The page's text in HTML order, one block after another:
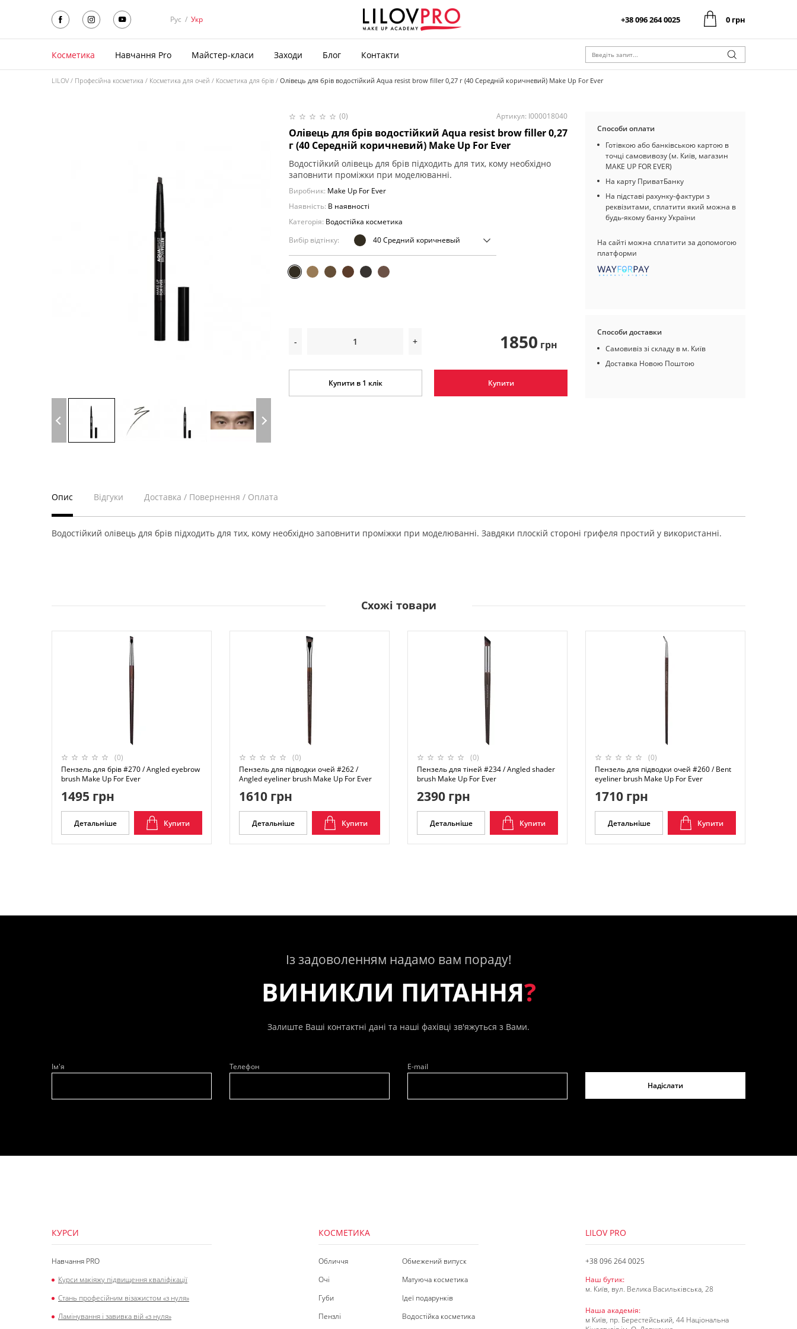
Рус / Укр +38 096 264 0025 0 грн
Разом:
Косметика Навчання Pro Майстер-класи Заходи Блог Контакти
LILOV Професійна косметика Косметика для очей Косметика для брів Олівець для брів водостійкий Aqua resist brow filler 0,27 г (40 Середній коричневий) Make Up For Ever
(0) Артикул: I000018040
Олівець для брів водостійкий Aqua resist brow filler 0,27
г (40 Середній коричневий) Make Up For Ever
Водостійкий олівець для брів підходить для тих, кому необхідно
заповнити проміжки при моделюванні.
Виробник: Make Up For Ever
Наявність: В наявності
Категорія: Водостійка косметика
- + 1850 грн
Купити в 1 клік Купити
Вибір відтінку: 40 Средний коричневый
Способи оплати
Готівкою або банківською картою в
точці самовивозу (м. Київ, магазин
MAKE UP FOR EVER)
На карту ПриватБанку
На підставі рахунку-фактури з
реквізитами, сплатити який можна в
будь-якому банку України
На сайті можна сплатити за допомогою
платформи
Способи доставки
Самовивіз зі складу в м. Київ
Доставка Новою Поштою
Опис Відгуки Доставка / Повернення / Оплата
Водостійкий олівець для брів підходить для тих, кому необхідно заповнити проміжки при моделюванні. Завдяки плоскій стороні грифеля простий у використанні.
Схожі товари
(0)
Пензель для брів #270 / Angled eyebrow
brush Make Up For Ever
1495 грн
Детальніше Купити
(0)
Пензель для підводки очей #262 /
Angled eyeliner brush Make Up For Ever
1610 грн
Детальніше Купити
(0)
Пензель для тіней #234 / Angled shader
brush Make Up For Ever
2390 грн
Детальніше Купити
(0)
Пензель для підводки очей #260 / Bent
eyeliner brush Make Up For Ever
1710 грн
Детальніше Купити
Із задоволенням надамо вам пораду!
ВИНИКЛИ ПИТАННЯ?
Залиште Ваші контактні дані та наші фахівці зв'яжуться з Вами.
Ім'я Телефон
E-mail
Надіслати
КУРСИ
Навчання PRO
Курси макіяжу підвищення кваліфікації
Стань професійним візажистом «з нуля»
Ламінування і завивка вій «з нуля»
КОСМЕТИКА
Обличчя
Очі
Губи
Пензлі
Обмежений випуск
Матуюча косметика
Ідеї подарунків
Водостійка косметика
LILOV PRO
+38 096 264 0025
Наш бутик:
м. Київ, вул. Велика Васильківська, 28
Наша академія:
м Київ, пр. Берестейський, 44 Національна